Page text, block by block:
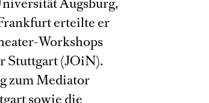
erteilte er
Workshops
Stuttgart (JOiN).
zum Mediator
sowie die